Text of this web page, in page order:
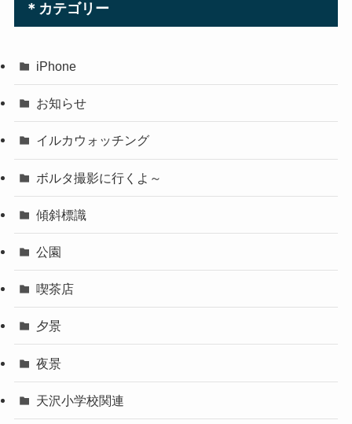
＊カテゴリー
iPhone
お知らせ
イルカウォッチング
ボルタ撮影に行くよ～
傾斜標識
公園
喫茶店
夕景
夜景
天沢小学校関連